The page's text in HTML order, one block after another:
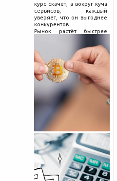
курс скачет, а вокруг куча
сервисов, каждый
уверяет, что он выгоднее
конкурентов.
Рынок растёт быстрее
поведения на нём.
Петербургские
криптообменники,
московские